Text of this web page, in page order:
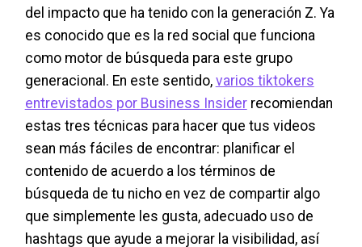
del impacto que ha tenido con la generación Z. Ya
es conocido que es la red social que funciona
como motor de búsqueda para este grupo
generacional. En este sentido, varios tiktokers
entrevistados por Business Insiderrecomiendan
estas tres técnicas para hacer que tus videos
sean más fáciles de encontrar: planificar el
contenido de acuerdo a los términos de
búsqueda de tu nicho en vez de compartir algo
que simplemente les gusta, adecuado uso de
hashtags que ayude a mejorar la visibilidad, así